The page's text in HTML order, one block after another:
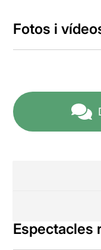
Fotos i
Espectacles